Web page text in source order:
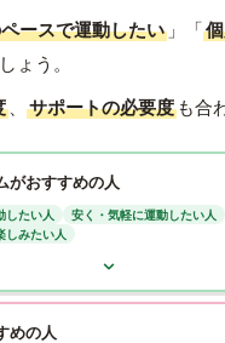
ースで運動したい 」「
ょう。
、 サポートの必要度 も合
がおすすめの人
したい人
安く・気軽に運動したい人
しみたい人
めの人